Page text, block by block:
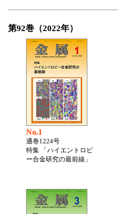
第92巻（2022年）
No.1
通巻1224号
特集 「ハイエントロピ
ー合金研究の最前線」